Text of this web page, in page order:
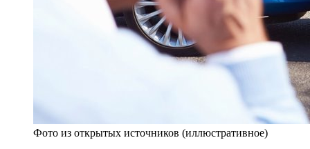
Фото из открытых источников (иллюстративное)